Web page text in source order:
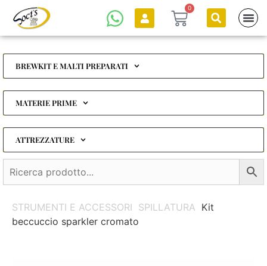
0
BREWKIT E MALTI PREPARATI
MATERIE PRIME
ATTREZZATURE
STRUMENTI E ACCESSORI SPILLATURA Kit
beccuccio sparkler cromato